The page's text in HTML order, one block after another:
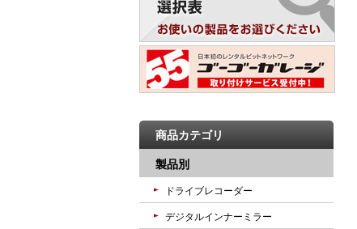
商品カテゴリ
製品別
ドライブレコーダー
デジタルインナーミラー